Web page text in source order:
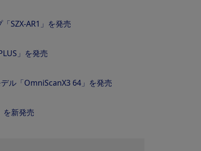
SZX-AR1」を発売
」を発売
ル「OmniScanX3 64」を発売
を新発売